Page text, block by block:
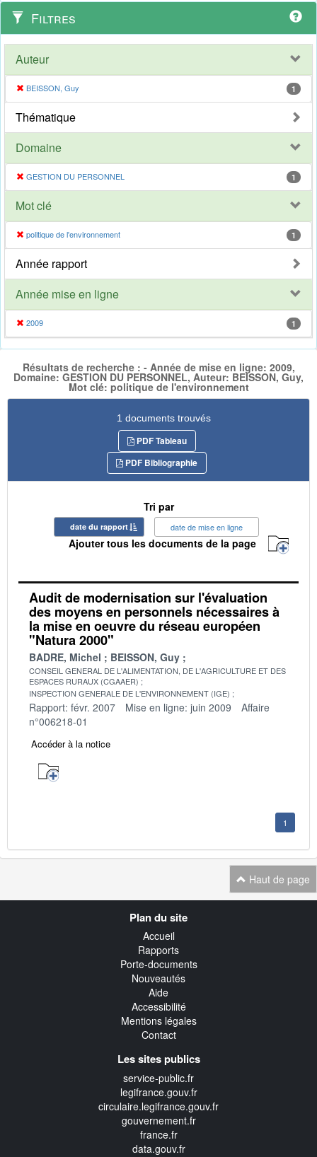
Filtres
Auteur
BEISSON, Guy 1
Thématique
Domaine
GESTION DU PERSONNEL 1
Mot clé
politique de l'environnement 1
Année rapport
Année mise en ligne
2009 1
Résultats de recherche : - Année de mise en ligne: 2009,
Domaine: GESTION DU PERSONNEL, Auteur: BEISSON, Guy,
Mot clé: politique de l'environnement
1 documents trouvés
PDF Tableau
PDF Bibliographie
Tri par
date du rapport date de mise en ligne
Ajouter tous les documents de la page
Audit de modernisation sur l'évaluation
des moyens en personnels nécessaires à
la mise en oeuvre du réseau européen
"Natura 2000"
BADRE, Michel BEISSON, Guy
CONSEIL GENERAL DE L'ALIMENTATION, DE L'AGRICULTURE ET DES
ESPACES RURAUX (CGAAER)
INSPECTION GENERALE DE L'ENVIRONNEMENT (IGE)
Rapport: févr. 2007 Mise en ligne: juin 2009
Affaire
n°006218-01
Accéder à la notice
1
Haut de page
Plan du site
Accueil
Rapports
Porte-documents
Nouveautés
Aide
Accessibilité
Mentions légales
Contact
Les sites publics
service-public.fr
legifrance.gouv.fr
circulaire.legifrance.gouv.fr
gouvernement.fr
france.fr
data.gouv.fr